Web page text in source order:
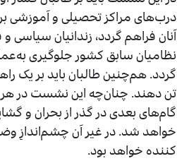
درب‌های مراکز تحصیلی و آموزشی
آنان فراهم گردد، زندانیان سیاسی
نظامیان سابق کشور جلوگیری
گردد. هم‌چنین طالبان باید بر یک
تن دهند. چنان‌چه این نشست در هر
گام‌های بعدی در گذر از بحران و
خواهد شد. در غیر آن چشم‌اندازِ
کننده خواهد بود.